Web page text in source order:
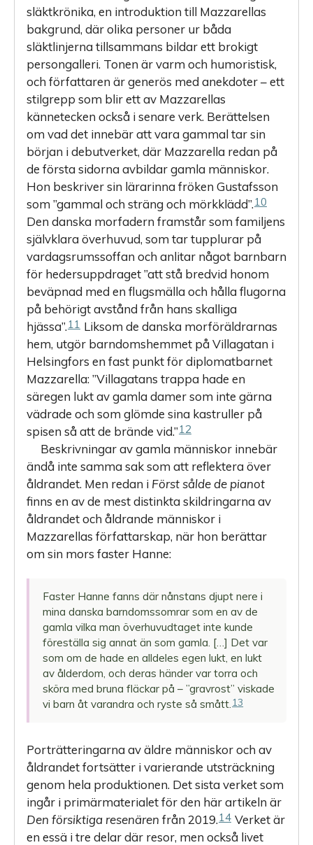
släktkrönika, en introduktion till Mazza­rellas
bakgrund, där olika personer ur båda
släktlinjerna tillsammans bildar ett brokigt
persongalleri. Tonen är varm och humoristisk,
och författaren är generös med anekdoter – ett
stilgrepp som blir ett av Mazzarellas
kännetecken också i senare verk. Berättelsen
om vad det innebär att vara gammal tar sin
början i debutverket, där Mazza­rella redan på
de första sidorna avbildar gamla människor.
Hon beskriver sin lärarinna fröken Gustafsson
som ”gammal och sträng och mörkklädd”.10
Den danska morfadern framstår som familjens
självklara överhuvud, som tar tupplurar på
vardagsrumssoffan och anlitar något barnbarn
för hedersuppdraget ”att stå bredvid honom
beväpnad med en flugsmälla och hålla flugorna
på behörigt avstånd från hans skalliga
hjässa”.11 Liksom de danska morföräldrarnas
hem, utgör barndomshemmet på Villagatan i
Helsingfors en fast punkt för diplomatbarnet
Mazzarella: ”Villagatans trappa hade en
säregen lukt av gamla damer som inte gärna
vädrade och som glömde sina kastruller på
spisen så att de brände vid.”12
Beskrivningar av gamla människor innebär
ändå inte samma sak som att reflektera över
åldrandet. Men redan i Först sålde de pianot
finns en av de mest distinkta skildringarna av
åldrandet och åldrande människor i
Mazzarellas författarskap, när hon berättar
om sin mors faster Hanne:
Faster Hanne fanns där nånstans djupt nere i
mina danska barndomssomrar som en av de
gamla vilka man överhuvudtaget inte kunde
föreställa sig annat än som gamla. […] Det var
som om de hade en alldeles egen lukt, en lukt
av ålderdom, och deras händer var torra och
sköra med bruna fläckar på – ”gravrost” viskade
vi barn åt varandra och ryste så smått. 13
Porträtteringarna av äldre människor och av
åldrandet fortsätter i varierande utsträckning
genom hela produktionen. Det sista verket som
ingår i primärmaterialet för den här artikeln är
Den försiktiga resenären från 2019.14 Verket är
en essä i tre delar där resor, men också livet